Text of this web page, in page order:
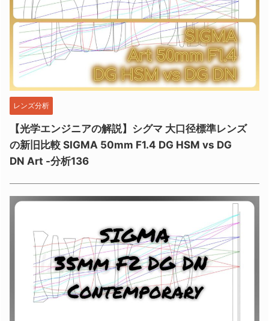
レンズ分析
【光学エンジニアの解説】シグマ 大口径標準レンズ
の新旧比較 SIGMA 50mm F1.4 DG HSM vs DG
DN Art -分析136